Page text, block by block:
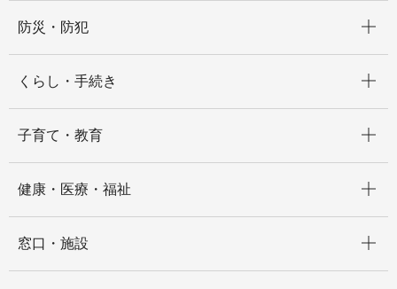
防災・防犯
くらし・手続き
子育て・教育
健康・医療・福祉
窓口・施設